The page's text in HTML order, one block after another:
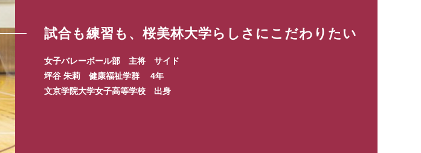
試合も練習も、桜美林大学らしさにこだわりたい
女子バレーボール部 主将 サイド
坪谷 朱莉 健康福祉学群 4年
文京学院大学女子高等学校 出身